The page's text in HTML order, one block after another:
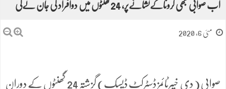
اب صوابی بھی کروناکےنشانےپر، 24گھنٹوں میں دوافراد کی جان لےلی
مئی 6, 2020
صوابی ( دی خیبرٹائمز ڈسٹرکٹ ڈیسک) گزشتہ 24 گھنٹوں کے دوران